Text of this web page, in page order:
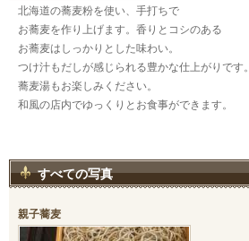
北海道の蕎麦粉を使い、手打ちで
お蕎麦を作り上げます。香りとコシのある
お蕎麦はしっかりとした味わい。
つけ汁もだしが感じられる豊かな仕上がりです。
蕎麦湯もお楽しみください。
和風の店内でゆっくりとお食事ができます。
すべての写真
親子蕎麦